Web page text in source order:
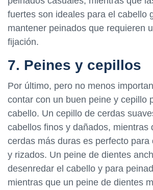
fuertes son ideales para el cabello
mantener peinados que requieren
fijación.
7. Peines y cepillos
Por último, pero no menos
contar con un buen peine y cepillo
cabello. Un cepillo de cerdas
cabellos finos y dañados, mientras
cerdas más duras es perfecto para
y rizados. Un peine de dientes
desenredar el cabello y para
mientras que un peine de dientes